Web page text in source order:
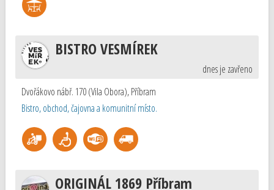
BISTRO VESMÍREK
dnes je zavřeno
Dvořákovo nábř. 170 (Vila Obora),Příbram
Bistro, obchod, čajovna a komunitní místo.
ORIGINÁL 1869 Příbram